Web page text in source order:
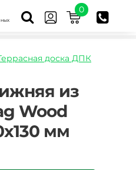
0
доска ДПК
id/normal/kryshka-
из
Wood
мм